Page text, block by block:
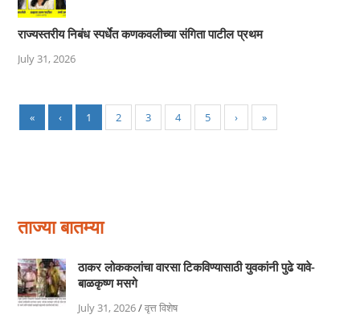
राज्यस्तरीय निबंध स्पर्धेत कणकवलीच्या संगिता पाटील प्रथम
July 31, 2026
« ‹ 1 2 3 4 5 › »
ताज्या बातम्या
ठाकर लोककलांचा वारसा टिकविण्यासाठी युवकांनी पुढे यावे-
बाळकृष्ण मसगे
July 31, 2026/वृत्त विशेष